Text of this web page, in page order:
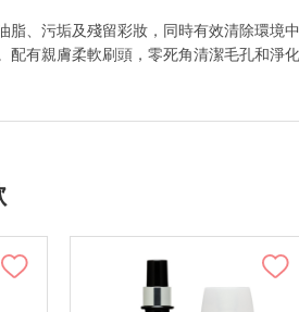
、污垢及殘留彩妝，同時有效清除環境
有親膚柔軟刷頭，零死角清潔毛孔和淨化